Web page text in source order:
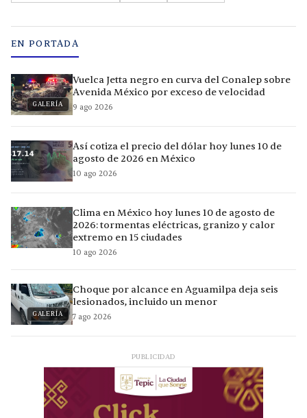
EN PORTADA
GALERÍA
Vuelca Jetta negro en curva del Conalep sobre
Avenida México por exceso de velocidad
9 ago 2026
Así cotiza el precio del dólar hoy lunes 10 de
agosto de 2026 en México
10 ago 2026
Clima en México hoy lunes 10 de agosto de
2026: tormentas eléctricas, granizo y calor
extremo en 15 ciudades
10 ago 2026
GALERÍA
Choque por alcance en Aguamilpa deja seis
lesionados, incluido un menor
7 ago 2026
PUBLICIDAD